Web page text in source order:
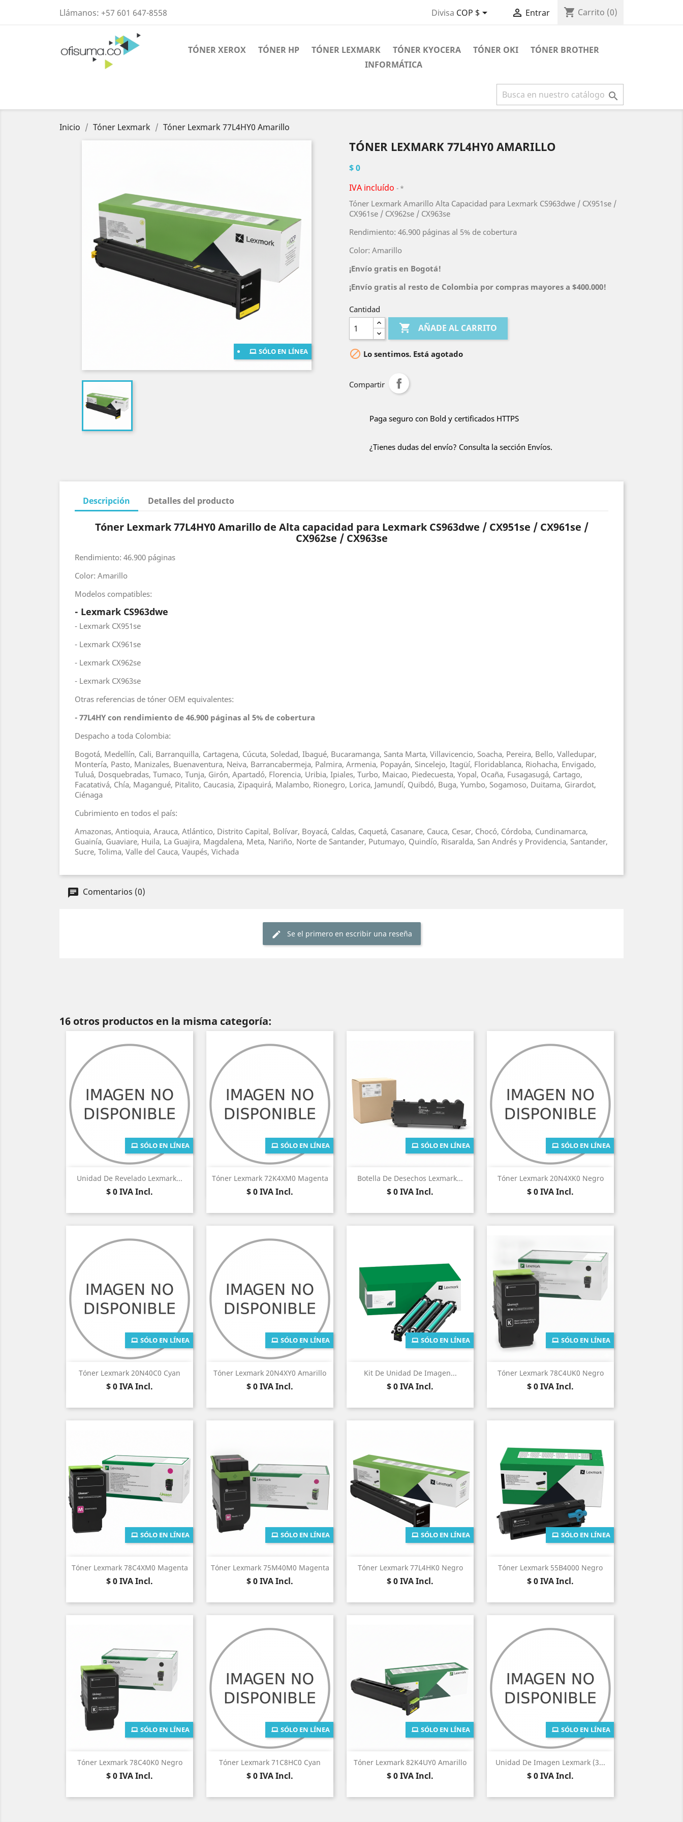
Llámanos: +57 601 647-8558 Divisa COP $  Entrar shopping_cart Carrito (0)
TÓNER XEROX TÓNER HP TÓNER LEXMARK TÓNER KYOCERA TÓNER OKI
TÓNER BROTHER
INFORMÁTICA

Inicio Tóner Lexmark Tóner Lexmark 77L4HY0 Amarillo
SÓLO EN LÍNEA
TÓNER LEXMARK 77L4HY0 AMARILLO
$ 0
IVA incluído
*
Tóner Lexmark Amarillo Alta Capacidad para Lexmark CS963dwe / CX951se /
CX961se / CX962se / CX963se
Rendimiento: 46.900 páginas al 5% de cobertura
Color: Amarillo
¡Envío gratis en Bogotá!
¡Envío gratis al resto de Colombia por compras mayores a $400.000!
Cantidad
 AÑADE AL CARRITO
 Lo sentimos. Está agotado
Compartir
Paga seguro con Bold y certificados HTTPS
¿Tienes dudas del envío? Consulta la sección Envíos.
Descripción Detalles del producto
Tóner Lexmark 77L4HY0 Amarillo de Alta capacidad para Lexmark CS963dwe / CX951se / CX961se /
CX962se / CX963se
Rendimiento: 46.900 páginas
Color: Amarillo
Modelos compatibles:
- Lexmark CS963dwe
- Lexmark CX951se
- Lexmark CX961se
- Lexmark CX962se
- Lexmark CX963se
Otras referencias de tóner OEM equivalentes:
- 77L4HY con rendimiento de 46.900 páginas al 5% de cobertura
Despacho a toda Colombia:
Bogotá, Medellín, Cali, Barranquilla, Cartagena, Cúcuta, Soledad, Ibagué, Bucaramanga, Santa Marta, Villavicencio, Soacha, Pereira, Bello, Valledupar,
Montería, Pasto, Manizales, Buenaventura, Neiva, Barrancabermeja, Palmira, Armenia, Popayán, Sincelejo, Itagüí, Floridablanca, Riohacha, Envigado,
Tuluá, Dosquebradas, Tumaco, Tunja, Girón, Apartadó, Florencia, Uribia, Ipiales, Turbo, Maicao, Piedecuesta, Yopal, Ocaña, Fusagasugá, Cartago,
Facatativá, Chía, Magangué, Pitalito, Caucasia, Zipaquirá, Malambo, Rionegro, Lorica, Jamundí, Quibdó, Buga, Yumbo, Sogamoso, Duitama, Girardot,
Ciénaga
Cubrimiento en todos el país:
Amazonas, Antioquia, Arauca, Atlántico, Distrito Capital, Bolívar, Boyacá, Caldas, Caquetá, Casanare, Cauca, Cesar, Chocó, Córdoba, Cundinamarca,
Guainía, Guaviare, Huila, La Guajira, Magdalena, Meta, Nariño, Norte de Santander, Putumayo, Quindío, Risaralda, San Andrés y Providencia, Santander,
Sucre, Tolima, Valle del Cauca, Vaupés, Vichada
Comentarios (0)
Se el primero en escribir una reseña
16 otros productos en la misma categoría:
Unidad De Revelado Lexmark...
Precio
$ 0IVA Incl.
SÓLO EN LÍNEA
Vista rápida Tóner Lexmark 72K4XM0 Magenta
Precio
$ 0IVA Incl.
SÓLO EN LÍNEA
Vista rápida Botella De Desechos Lexmark...
Precio
$ 0IVA Incl.
SÓLO EN LÍNEA
 Vista rápida Tóner Lexmark 20N4XK0 Negro
Precio
$ 0IVA Incl.
SÓLO EN LÍNEA
Vista rápida
Tóner Lexmark 20N40C0 Cyan
Precio
$ 0IVA Incl.
SÓLO EN LÍNEA
Vista rápida Tóner Lexmark 20N4XY0 Amarillo
Precio
$ 0IVA Incl.
SÓLO EN LÍNEA
Vista rápida Kit De Unidad De Imagen...
Precio
$ 0IVA Incl.
SÓLO EN LÍNEA
Vista rápida Tóner Lexmark 78C4UK0 Negro
Precio
$ 0IVA Incl.
SÓLO EN LÍNEA
Vista rápida
Tóner Lexmark 78C4XM0 Magenta
Precio
$ 0IVA Incl.
SÓLO EN LÍNEA
Vista rápida Tóner Lexmark 75M40M0 Magenta
Precio
$ 0IVA Incl.
SÓLO EN LÍNEA
Vista rápida Tóner Lexmark 77L4HK0 Negro
Precio
$ 0IVA Incl.
SÓLO EN LÍNEA
Vista rápida Tóner Lexmark 55B4000 Negro
Precio
$ 0IVA Incl.
SÓLO EN LÍNEA
Vista rápida
Tóner Lexmark 78C40K0 Negro
Precio
$ 0IVA Incl.
SÓLO EN LÍNEA
Vista rápida Tóner Lexmark 71C8HC0 Cyan
Precio
$ 0IVA Incl.
SÓLO EN LÍNEA
Vista rápida Tóner Lexmark 82K4UY0 Amarillo
Precio
$ 0IVA Incl.
SÓLO EN LÍNEA
Vista rápida Unidad De Imagen Lexmark (3...
Precio
$ 0IVA Incl.
SÓLO EN LÍNEA
Vista rápida